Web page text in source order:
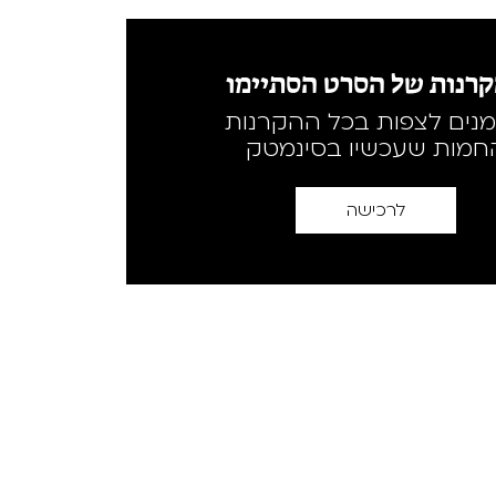
של הסרט הסתיימו
לצפות בכל ההקרנות
שעכשיו בסינמטק
לרכישה